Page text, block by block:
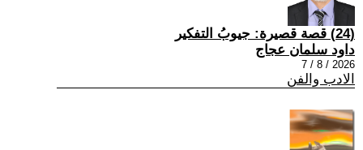
(24) قصة قصيرة: جيوبُ التفكير
داود سلمان عجاج
2026 / 8 / 7
الادب والفن